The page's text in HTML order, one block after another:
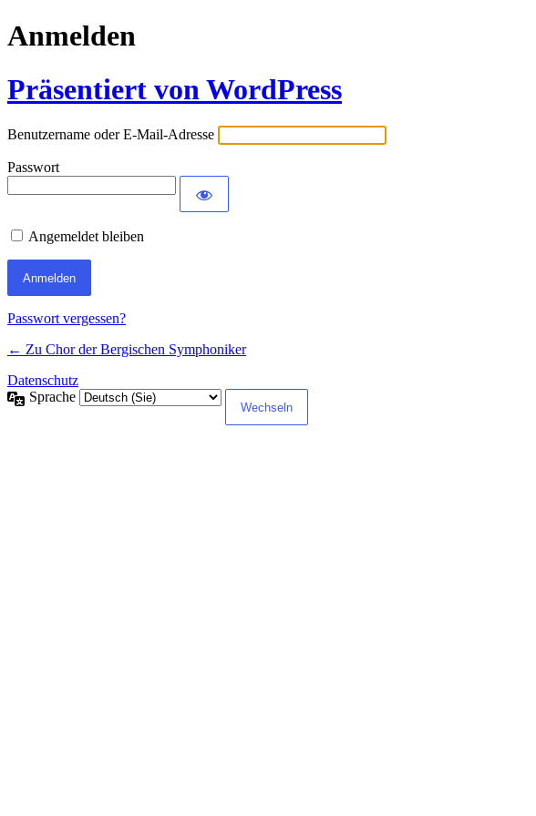
Anmelden
Präsentiert von WordPress
Benutzername oder E-Mail-Adresse
Passwort
Angemeldet bleiben
Passwort vergessen?
← Zu Chor der Bergischen Symphoniker
Datenschutz
Sprache